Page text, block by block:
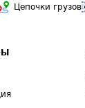
Цепочки грузов